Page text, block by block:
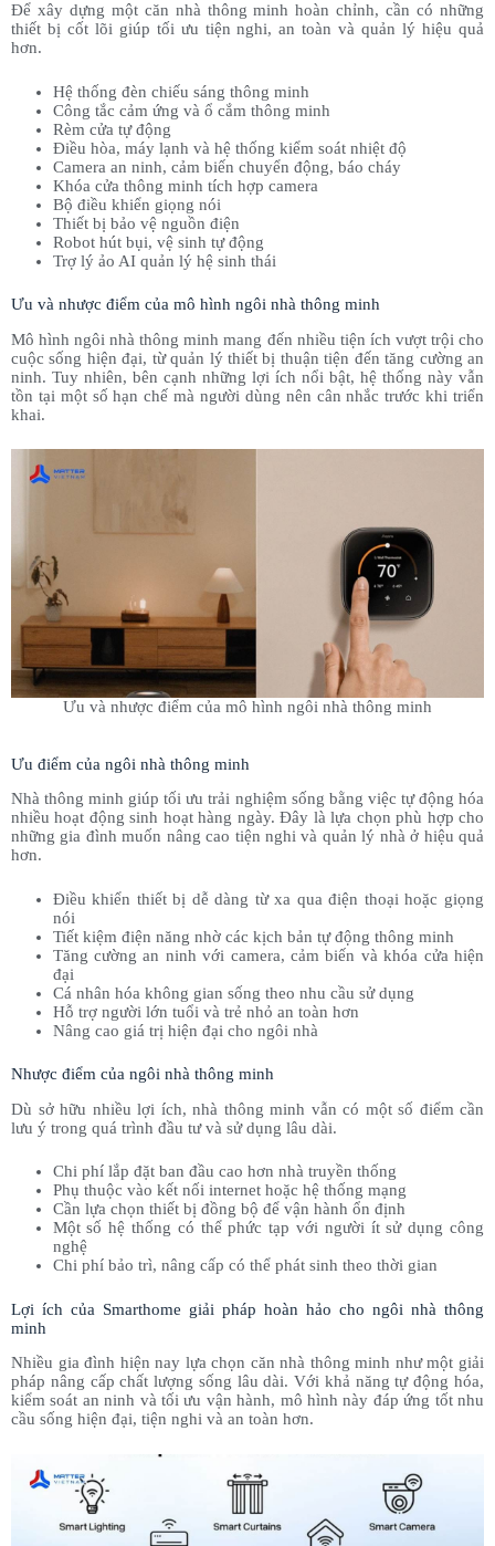
Để xây dựng một căn nhà thông minh hoàn chỉnh, cần có những
thiết bị cốt lõi giúp tối ưu tiện nghi, an toàn và quản lý hiệu quả
hơn.
Hệ thống đèn chiếu sáng thông minh
Công tắc cảm ứng và ổ cắm thông minh
Rèm cửa tự động
Điều hòa, máy lạnh và hệ thống kiểm soát nhiệt độ
Camera an ninh, cảm biến chuyển động, báo cháy
Khóa cửa thông minh tích hợp camera
Bộ điều khiển giọng nói
Thiết bị bảo vệ nguồn điện
Robot hút bụi, vệ sinh tự động
Trợ lý ảo AI quản lý hệ sinh thái
Ưu và nhược điểm của mô hình ngôi nhà thông minh
Mô hình ngôi nhà thông minh mang đến nhiều tiện ích vượt trội cho
cuộc sống hiện đại, từ quản lý thiết bị thuận tiện đến tăng cường an
ninh. Tuy nhiên, bên cạnh những lợi ích nổi bật, hệ thống này vẫn
tồn tại một số hạn chế mà người dùng nên cân nhắc trước khi triển
khai.
Ưu và nhược điểm của mô hình ngôi nhà thông minh
Ưu điểm của ngôi nhà thông minh
Nhà thông minh giúp tối ưu trải nghiệm sống bằng việc tự động hóa
nhiều hoạt động sinh hoạt hàng ngày. Đây là lựa chọn phù hợp cho
những gia đình muốn nâng cao tiện nghi và quản lý nhà ở hiệu quả
hơn.
Điều khiển thiết bị dễ dàng từ xa qua điện thoại hoặc giọng
nói
Tiết kiệm điện năng nhờ các kịch bản tự động thông minh
Tăng cường an ninh với camera, cảm biến và khóa cửa hiện
đại
Cá nhân hóa không gian sống theo nhu cầu sử dụng
Hỗ trợ người lớn tuổi và trẻ nhỏ an toàn hơn
Nâng cao giá trị hiện đại cho ngôi nhà
Nhược điểm của ngôi nhà thông minh
Dù sở hữu nhiều lợi ích, nhà thông minh vẫn có một số điểm cần
lưu ý trong quá trình đầu tư và sử dụng lâu dài.
Chi phí lắp đặt ban đầu cao hơn nhà truyền thống
Phụ thuộc vào kết nối internet hoặc hệ thống mạng
Cần lựa chọn thiết bị đồng bộ để vận hành ổn định
Một số hệ thống có thể phức tạp với người ít sử dụng công
nghệ
Chi phí bảo trì, nâng cấp có thể phát sinh theo thời gian
Lợi ích của Smarthome giải pháp hoàn hảo cho ngôi nhà thông
minh​
Nhiều gia đình hiện nay lựa chọn căn nhà thông minh như một giải
pháp nâng cấp chất lượng sống lâu dài. Với khả năng tự động hóa,
kiểm soát an ninh và tối ưu vận hành, mô hình này đáp ứng tốt nhu
cầu sống hiện đại, tiện nghi và an toàn hơn.